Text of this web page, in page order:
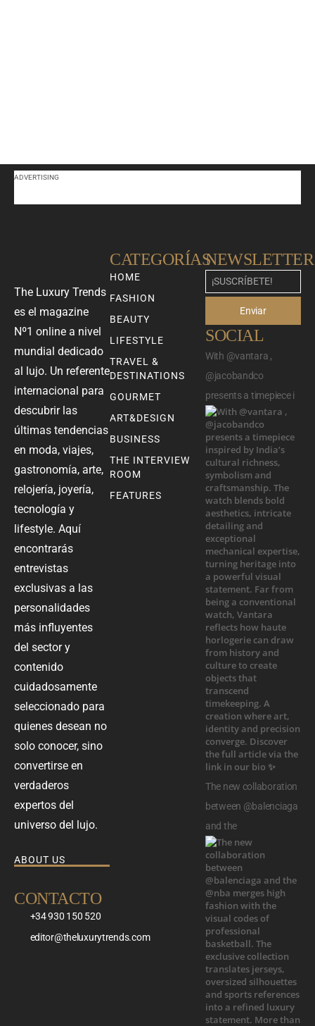
ADVERTISING
The Luxury Trends
es el magazine
Nº1 online a nivel
mundial dedicado
al lujo. Un referente
internacional para
descubrir las
últimas tendencias
en moda, viajes,
gastronomía, arte,
relojería, joyería,
tecnología y
lifestyle. Aquí
encontrarás
entrevistas
exclusivas a las
personalidades
más influyentes
del sector y
contenido
cuidadosamente
seleccionado para
quienes desean no
solo conocer, sino
convertirse en
verdaderos
expertos del
universo del lujo.
ABOUT US
CONTACTO
+34 930 150 520
editor@theluxurytrends.com
CATEGORÍAS
HOME
FASHION
BEAUTY
LIFESTYLE
TRAVEL &
DESTINATIONS
GOURMET
ART&DESIGN
BUSINESS
THE INTERVIEW
ROOM
FEATURES
NEWSLETTER
Enviar
SOCIAL
With @vantara ,
@jacobandco
presents a timepiece i
The new collaboration
between @balenciaga
and the